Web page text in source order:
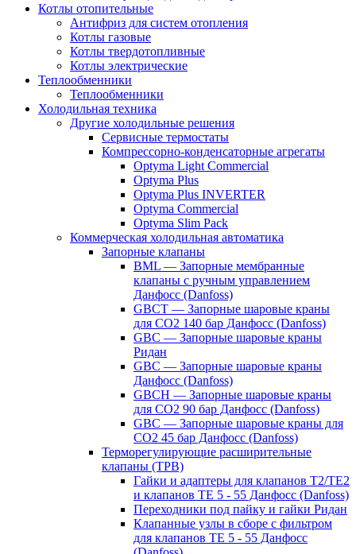
Котлы отопительные
Антифриз для систем отопления
Котлы газовые
Котлы твердотопливные
Котлы электрические
Теплообменники
Теплообменники
Холодильная техника
Другие холодильные решения
Сервисные термостаты
Компрессорно-конденсаторные агрегаты
Optyma Light Commercial
Optyma Plus
Optyma Plus INVERTER
Optyma Commercial
Optyma Slim Pack
Коммерческая холодильная автоматика
Запорные клапаны
BML — Запорные мембранные
клапаны с ручным управлением
Данфосс (Danfoss)
GBCT — Запорные шаровые краны
для CO2 140 бар Данфосс (Danfoss)
GBC — Запорные шаровые краны
Ридан
GBC — Запорные шаровые краны
Данфосс (Danfoss)
GBCH — Запорные шаровые краны
для CO2 90 бар Данфосс (Danfoss)
GBC — Запорные шаровые краны для
CO2 45 бар Данфосс (Danfoss)
Терморегулирующие расширительные
клапаны (ТРВ)
Гайки и адаптеры для клапанов T2/TE2
и клапанов TE 5 - 55 Данфосс (Danfoss)
Переходники под пайку и гайки Ридан
Клапанные узлы в сборе с фильтром
для клапанов TE 5 - 55 Данфосс